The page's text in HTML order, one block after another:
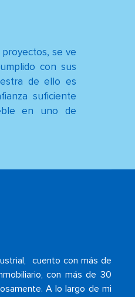
se ve
con sus
de ello es
suficiente
en uno de
cuento con más de
con más de 30
A lo largo de mi